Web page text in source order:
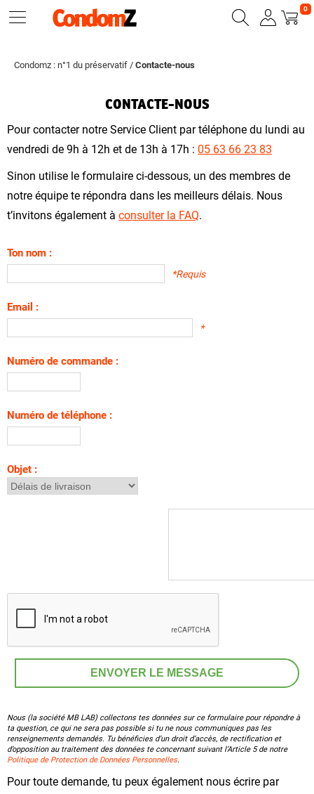
0
Condomz : n°1 du préservatif / Contacte-nous
CONTACTE-NOUS
Pour contacter notre Service Client par téléphone du lundi au
vendredi de 9h à 12h et de 13h à 17h : 05 63 66 23 83
Sinon utilise le formulaire ci-dessous, un des membres de
notre équipe te répondra dans les meilleurs délais. Nous
t’invitons également à consulter la FAQ.
Ton nom :
*Requis
Email :
*
Numéro de commande :
Numéro de téléphone :
Objet :
Nous (la société MB LAB) collectons tes données sur ce formulaire pour répondre à
ta question, ce qui ne sera pas possible si tu ne nous communiques pas les
renseignements demandés. Tu bénéficies d’un droit d’accès, de rectification et
d’opposition au traitement des données te concernant suivant l’Article 5 de notre
Politique de Protection de Données Personnelles.
Pour toute demande, tu peux également nous écrire par